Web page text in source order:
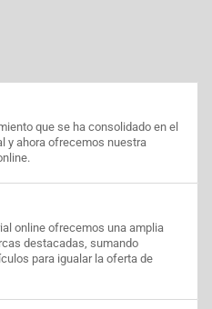
que se ha consolidado en el
y ahora ofrecemos nuestra
online ofrecemos una amplia
destacadas, sumando
para igualar la oferta de